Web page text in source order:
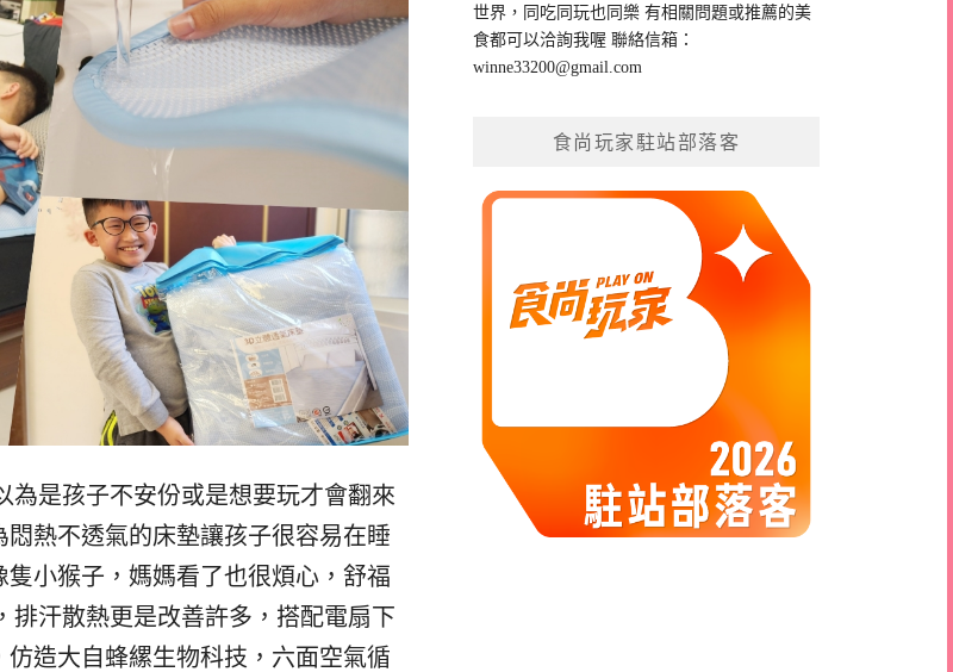
為是孩子不安份或是想要玩才會翻來
熱不透氣的床墊讓孩子很容易在睡
小猴子，媽媽看了也很煩心，舒福
排汗散熱更是改善許多，搭配電扇下
造大自蜂縲生物科技，六面空氣循
世界，同吃同玩也同樂 有相關問題或推薦的美
食都可以洽詢我喔 聯絡信箱：
winne33200@gmail.com
食尚玩家駐站部落客